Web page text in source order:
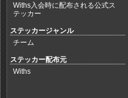
Withs入会時に配布される公式ス
テッカー
ステッカージャンル
チーム
ステッカー配布元
Withs